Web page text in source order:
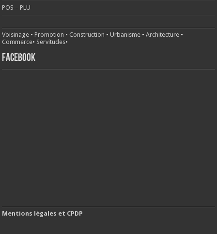
POS – PLU
Voisinage •Promotion •Construction •Urbanisme •Architecture •
Commerce• Servitudes•
FACEBOOK
Mentions légales et CPDP